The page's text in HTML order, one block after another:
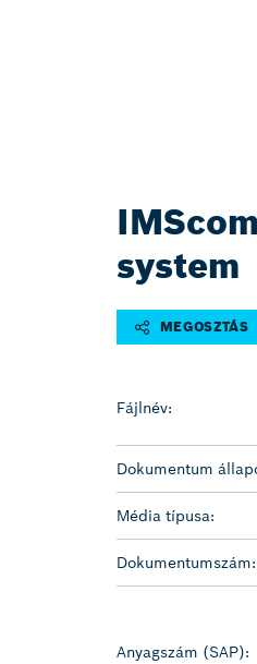
system
MEGOSZTÁS
Fájlnév:
Dokumentum
Média típusa:
Dokumentumszám:
Anyagszám (SAP):